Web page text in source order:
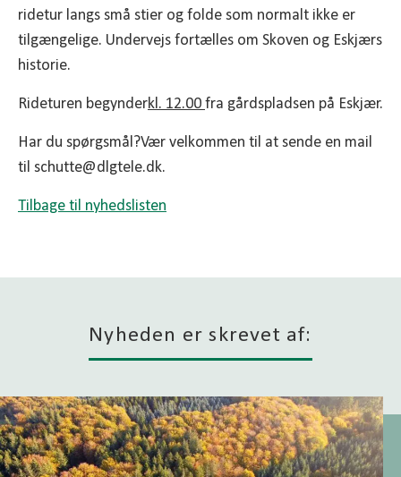
ridetur langs små stier og folde som normalt ikke er
tilgængelige. Undervejs fortælles om Skoven og Eskjærs
historie.
Rideturen begynderkl. 12.00 fra gårdspladsen på Eskjær.
Har du spørgsmål?Vær velkommen til at sende en mail
til schutte@dlgtele.dk.
Tilbage til nyhedslisten
Nyheden er skrevet af: